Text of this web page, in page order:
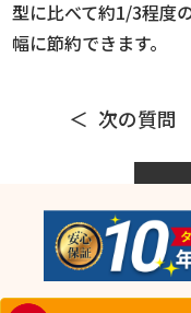
型に比べて約1/3程度
幅に節約できます。
次の質問